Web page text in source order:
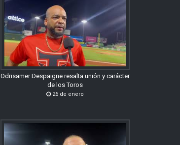
Odrisamer Despaigne resalta unión y carácter
de los Toros
26 de enero